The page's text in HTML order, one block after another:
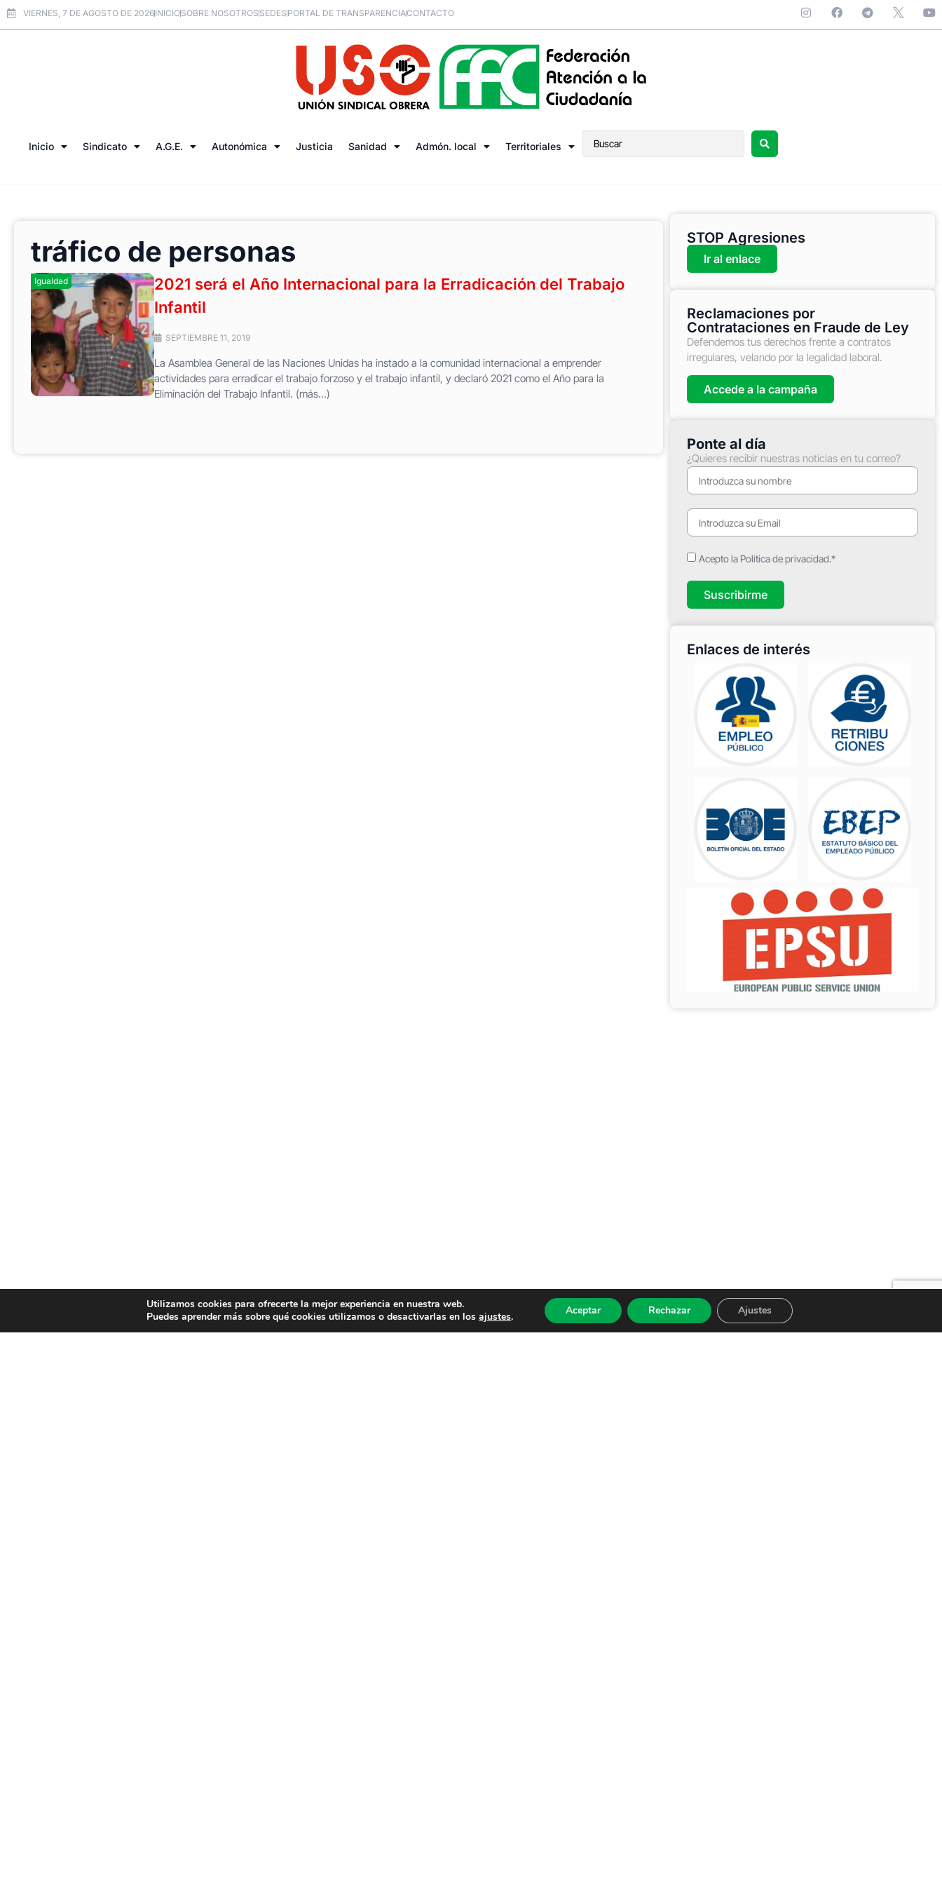
VIERNES, 7 DE AGOSTO DE 2026INICIOSOBRE NOSOTROSSEDESPORTAL DE TRANSPARENCIACONTACTO
Inicio Sindicato A.G.E. Autonómica Justicia Sanidad Admón. local Territoriales
tráfico de personas
Igualdad
2021 será el Año Internacional para la Erradicación del Trabajo
Infantil
SEPTIEMBRE 11, 2019
La Asamblea General de las Naciones Unidas ha instado a la comunidad internacional a emprender
actividades para erradicar el trabajo forzoso y el trabajo infantil, y declaró 2021 como el Año para la
Eliminación del Trabajo Infantil. (más…)
STOP Agresiones
Ir al enlace
Reclamaciones por
Contrataciones en Fraude de Ley
Defendemos tus derechos frente a contratos
irregulares, velando por la legalidad laboral.
Accede a la campaña
Ponte al día
¿Quieres recibir nuestras noticias en tu correo?
Acepto la Política de privacidad.*
Suscribirme
Enlaces de interés
Utilizamos cookies para ofrecerte la mejor experiencia en nuestra web.
Puedes aprender más sobre qué cookies utilizamos o desactivarlas en losajustes. Aceptar Rechazar Ajustes